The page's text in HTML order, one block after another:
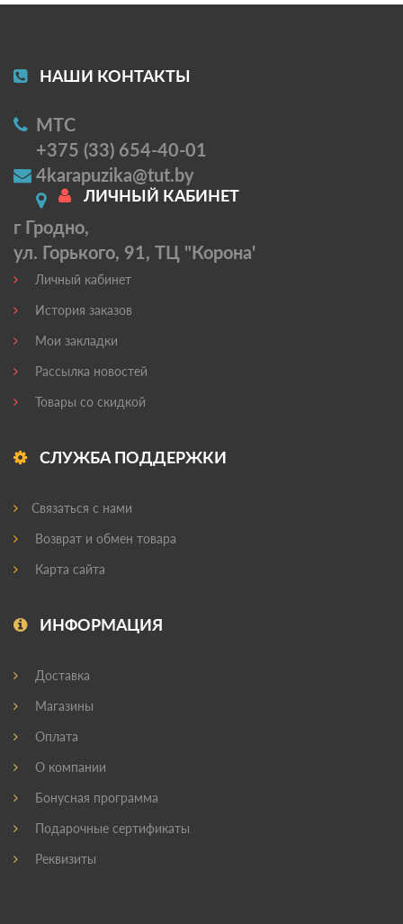
НАШИ КОНТАКТЫ
МТС
+375 (33) 654-40-01
4karapuzika@tut.by
г Гродно,
ул. Горького, 91, ТЦ "Корона'
ЛИЧНЫЙ КАБИНЕТ
Личный кабинет
История заказов
Мои закладки
Рассылка новостей
Товары со скидкой
СЛУЖБА ПОДДЕРЖКИ
Связаться с нами
Возврат и обмен товара
Карта сайта
ИНФОРМАЦИЯ
Доставка
Магазины
Оплата
О компании
Бонусная программа
Подарочные сертификаты
Реквизиты